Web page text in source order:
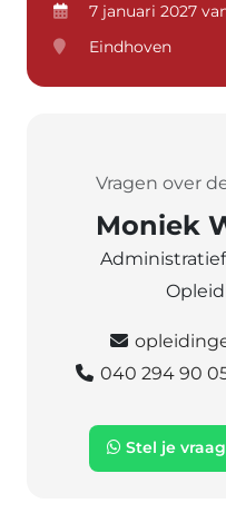
7 januari 2027
Eindhoven
Vragen over
Moniek
040 294 90
Stel je